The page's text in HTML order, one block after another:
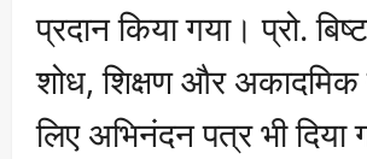
प्रदान किया गया। प्रो.
शोध, शिक्षण और अकादमिक
लिए अभिनंदन पत्र भी दिया